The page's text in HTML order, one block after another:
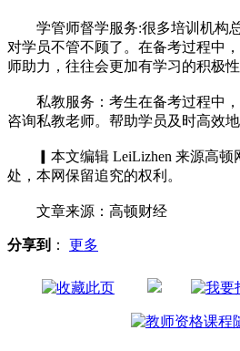
学管师督学服务:很多培训机构
对学员不管不顾了。在备考过程中
师助力，往往会更加有学习的积极性
私教服务：考生在备考过程中，
咨询私教老师。帮助学员及时高效地
▎本文编辑 LeiLizhen 来源高顿
处，本网保留追究的权利。
文章来源：高顿财经
分享到 ： 更多